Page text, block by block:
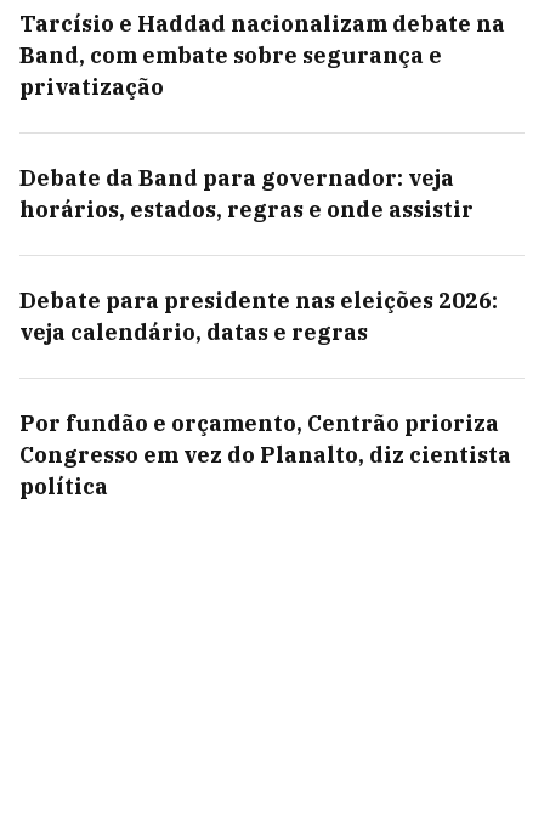
Tarcísio e Haddad nacionalizam debate na
Band, com embate sobre segurança e
privatização
Debate da Band para governador: veja
horários, estados, regras e onde assistir
Debate para presidente nas eleições 2026:
veja calendário, datas e regras
Por fundão e orçamento, Centrão prioriza
Congresso em vez do Planalto, diz cientista
política